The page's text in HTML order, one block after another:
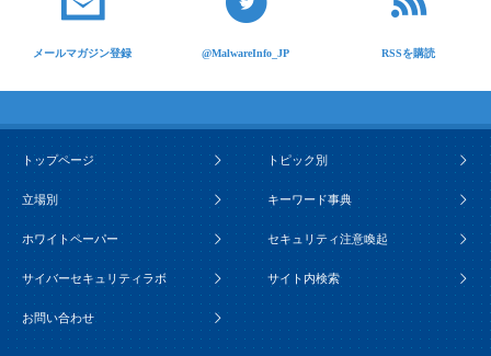
メールマガジン登録 @MalwareInfo_JP RSSを購読
トップページ トピック別
立場別 キーワード事典
ホワイトペーパー セキュリティ注意喚起
サイバーセキュリティラボ サイト内検索
お問い合わせ